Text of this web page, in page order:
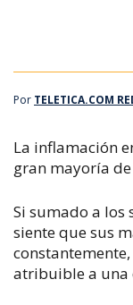
Por TELETICA.COM
La inflamación
gran mayoría
Si sumado a
siente que sus
atribuible a una